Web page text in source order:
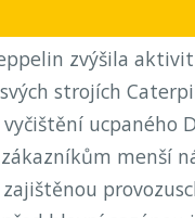
zvýšila
strojích
ucpaného
menší